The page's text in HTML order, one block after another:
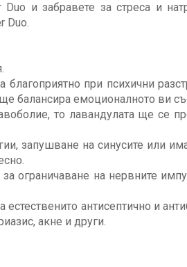
и забравете за стреса и
Duo.
при психични
балансира емоционалното ви
то лавандулата ще се
запушване на синусите или
ограничаване на нервните
антисептично и
акне и други.